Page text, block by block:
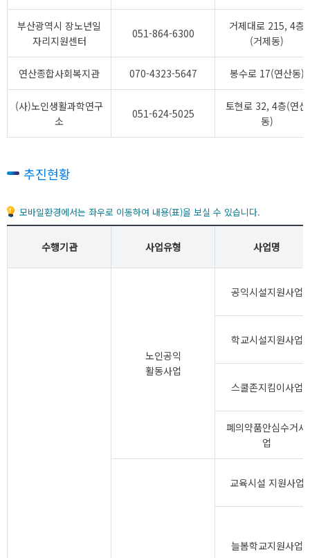
부산광역시 장노년일
자리지원센터
051-864-6300
거제대로 215, 4층
(거제동)
연산종합사회복지관 070-4323-5647 봉수로 17(연산동)
(사)노인생활과학연구
소
051-624-5025
토현로 32, 4층(연산
동)
추진현황
모바일환경에서는 좌우로 이동하여 내용(표)을 보실 수 있습니다.
수행기관 사업유형 사업명
노인공익
활동사업
공익시설지원사업
학교시설지원사업
스쿨존지킴이사업
폐의약품안심수거사
업
교육시설 지원사업
늘봄학교지원사업